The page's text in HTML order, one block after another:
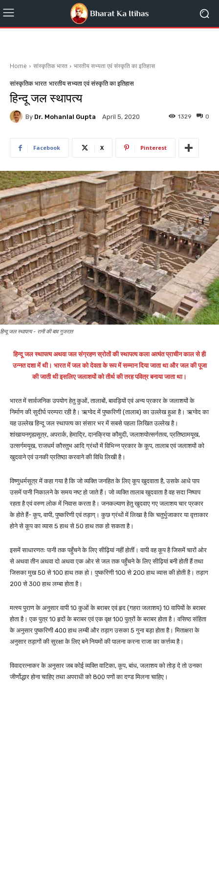
Home सांस्कृतिक भारत भारतीय सभ्यता एवं संस्कृति का इतिहास
सांस्कृतिक भारत भारतीय सभ्यता एवं संस्कृति का इतिहास
हिन्दू जल स्थापत्य
By Dr. Mohanlal Gupta April 5, 2020 0
1329
Facebook X Pinterest
हिन्दू जल स्थापत्य - रानी की बाव गुजरात
हिन्दू जल स्थापत्य अथवा जल संग्रहण स्रोतों की स्थापत्य कला अत्यंत प्राचीन काल से ही
उन्नत दशा में थी। भारत में जल को देवता के रूप में सम्मान दिया जाता था और जल की पूजा
की जाती थी इसलिए जलाशयों को तीर्थ की तरह पवित्र बनाया जाता था।
भारत में सार्वजनिक उपयोग हेतु कुओं, तालाबों, बावड़ियों एवं अन्य प्रकार के जलाशयों के
निर्माण की सुदीर्घ परम्परा रही है। ऋग्वेद में पुष्करिणी (तालाब) का उल्लेख हुआ है। ऋग्वेद का
यह उल्लेख हिन्दू जल स्थापत्य का संसार भर में सबसे पहला लिखित उल्लेख है।
शांखायनगृह्यसूत्र, अपरार्क, हेमाद्रि, दानक्रिया कौमुदी, जलाशयोत्सर्गतत्व, प्रतिष्ठामयूख,
उत्सर्गमयूख, राजधर्म कौस्तुभ आदि ग्रंथों में विभिन्न प्रकार के कूप, तालाब एवं जलाशयों को
खुदवाने एवं उनकी प्रतिष्ठा करवाने की विधि लिखी है।
विष्णुधर्मसूत्र में कहा गया है कि जो व्यक्ति जनहित के लिए कूप खुदवाता है, उसके आधे पाप
उसमें पानी निकालने के समय नष्ट हो जाते हैं। जो व्यक्ति तालाब खुदवाता है वह सदा निष्पाप
रहता है एवं वरुण लोक में निवास करता है। जनकल्याण हेतु खुदवाए गए जलाशय चार प्रकार
के होते हैं- कूप, वापी, पुष्करिणी एवं तड़ाग्। कुछ ग्रंथों में लिखा है कि चतुर्भुजाकार या वृत्ताकार
होने से कूप का व्यास 5 हाथ से 50 हाथ तक हो सकता है।
इसमें साधारणतः पानी तक पहुँचने के लिए सीढ़ियां नहीं होतीं। वापी वह कूप है जिसमें चारों ओर
से अथवा तीन अथवा दो अथवा एक ओर से जल तक पहुँचने के लिए सीढ़ियां बनी होती हैं तथा
जिसका मुख 50 से 100 हाथ तक हो। पुष्करिणी 100 से 200 हाथ व्यास की होती है। तड़ाग
200 से 300 हाथ लम्बा होता है।
मत्स्य पुराण के अनुसार वापी 10 कुओं के बराबर एवं हृद (गहरा जलाशय) 10 वापियों के बराबर
होता है। एक पुत्र 10 हृदों के बराबर एवं एक वृक्ष 100 पुत्रों के बराबर होता है। वसिष्ठ संहिता
के अनुसार पुष्करिणी 400 हाथ लम्बी और तड़ाग उसका 5 गुना बड़ा होता है। मिताक्षरा के
अनुसार तड़ागों की सुरक्षा के लिए बने नियमों की पालना करना राजा का कर्त्तव्य है।
विवादरत्नाकर के अनुसार जब कोई व्यक्ति वाटिका, कूप, बांध, जलाशय को तोड़ दे तो उनका
जीर्णोद्धार होना चाहिए तथा अपराधी को 800 पणों का दण्ड मिलना चाहिए।